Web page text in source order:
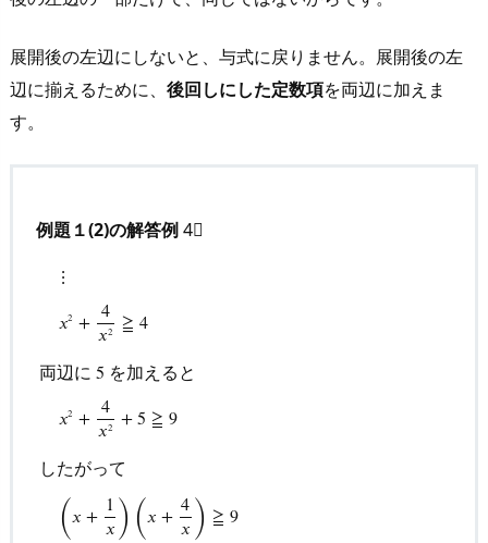
展開後の左辺にしないと、与式に戻りません。展開後の左
辺に揃えるために、 後回しにした定数項を両辺に加えま
す。
例題１(2)の解答例4⃣
⋮
𝑥2 + 4
𝑥2 ≧ 4
両辺に 5 を加えると
𝑥2 + 4
𝑥2 +5 ≧ 9
したがって
(𝑥 + 1
𝑥)(𝑥 + 4
𝑥 ) ≧ 9
2